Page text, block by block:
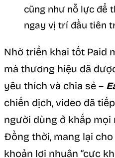
cũng như nỗ lực để
ngay vị trí đầu tiên
Nhờ triển khai tốt Paid
mà thương hiệu đã
yêu thích và chia sẻ –
chiến dịch, video đã
người dùng ở khắp mọi
Đồng thời, mang lại
khoản lợi nhuận “cực